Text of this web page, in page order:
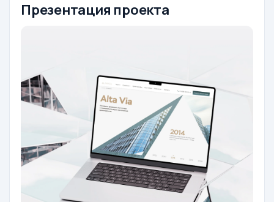
Презентация проекта